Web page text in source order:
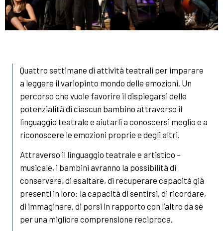
Quattro settimane di attività teatrali per imparare
a leggere il variopinto mondo delle emozioni. Un
percorso che vuole favorire il dispiegarsi delle
potenzialità di ciascun bambino attraverso il
linguaggio teatrale e aiutarli a conoscersi meglio e a
riconoscere le emozioni proprie e degli altri.
Attraverso il linguaggio teatrale e artistico –
musicale, i bambini avranno la possibilità di
conservare, di esaltare, di recuperare capacità già
presenti in loro: la capacità di sentirsi, di ricordare,
di immaginare, di porsi in rapporto con l’altro da sé
per una migliore comprensione reciproca.